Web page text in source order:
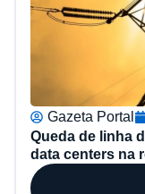
Gazeta Portal
Queda de linha
data centers na